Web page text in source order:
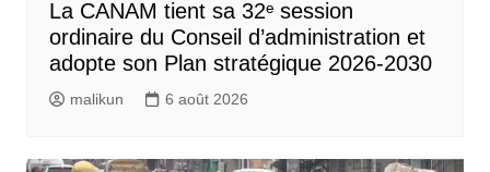
La CANAM tient sa 32ᵉ session
ordinaire du Conseil d’administration et
adopte son Plan stratégique 2026-2030
malikun 6 août 2026